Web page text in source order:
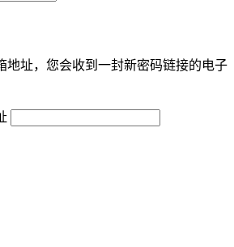
地址，您会收到一封新密码链接的电子